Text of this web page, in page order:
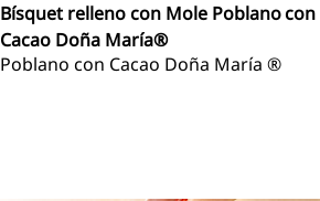
Bísquet relleno con Mole Poblano con
Cacao Doña María®
Poblano con Cacao Doña María ®